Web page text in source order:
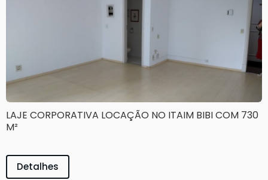
LAJE CORPORATIVA LOCAÇÃO NO ITAIM BIBI COM 730
M²
Detalhes